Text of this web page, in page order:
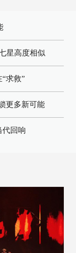
星高度相似
求救”
更多新可能
代回响